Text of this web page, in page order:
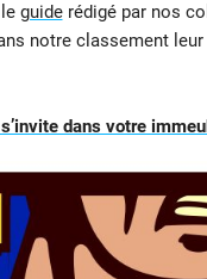
guiderédigé par nos
notre classement
dans votre